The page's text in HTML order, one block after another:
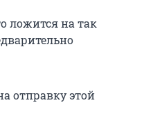
ложится на так
отправку этой